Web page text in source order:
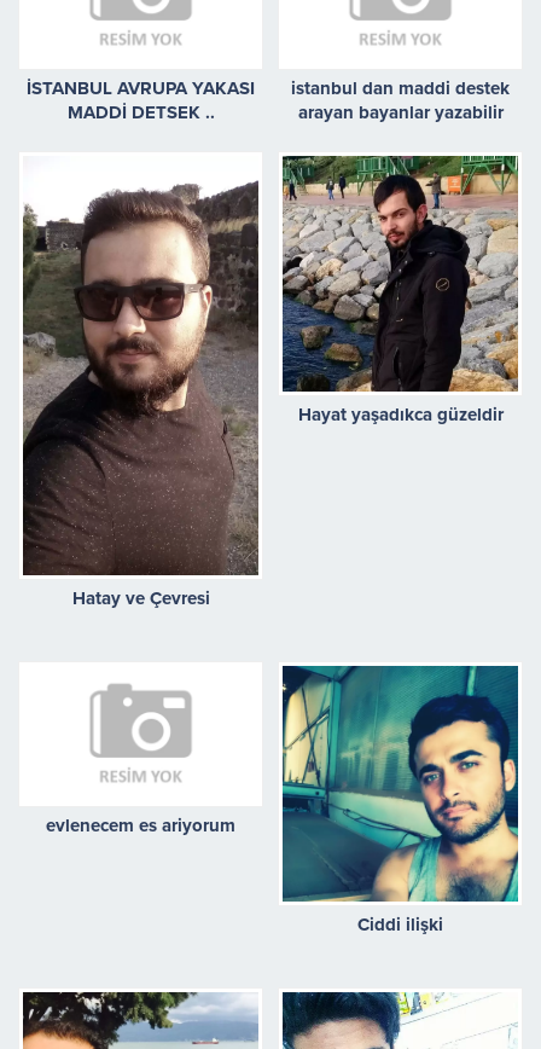
İSTANBUL AVRUPA YAKASI
MADDİ DETSEK ..
istanbul dan maddi destek
arayan bayanlar yazabilir
Hatay ve Çevresi
Hayat yaşadıkca güzeldir
evlenecem es ariyorum
Ciddi ilişki